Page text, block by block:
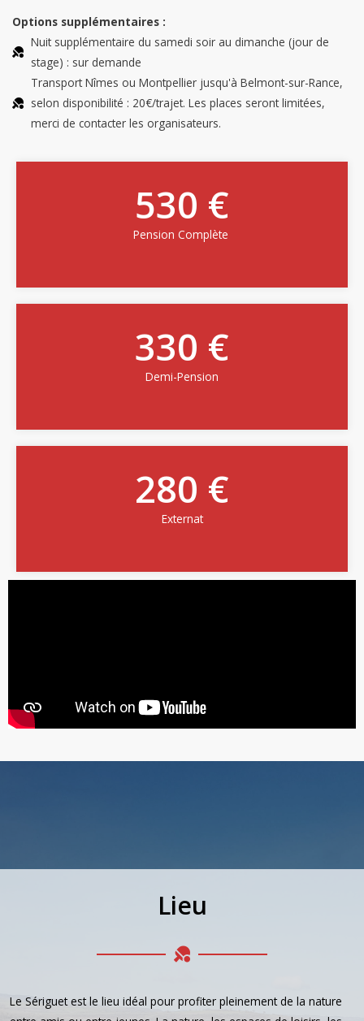
Options supplémentaires :
Nuit supplémentaire du samedi soir au dimanche (jour de
stage) : sur demande
Transport Nîmes ou Montpellier jusqu'à Belmont-sur-Rance,
selon disponibilité : 20€/trajet. Les places seront limitées,
merci de contacter les organisateurs.​
530 €
Pension Complète
330 €
Demi-Pension
280 €
Externat
Lieu
Le Sériguet est le lieu idéal pour profiter pleinement de la nature